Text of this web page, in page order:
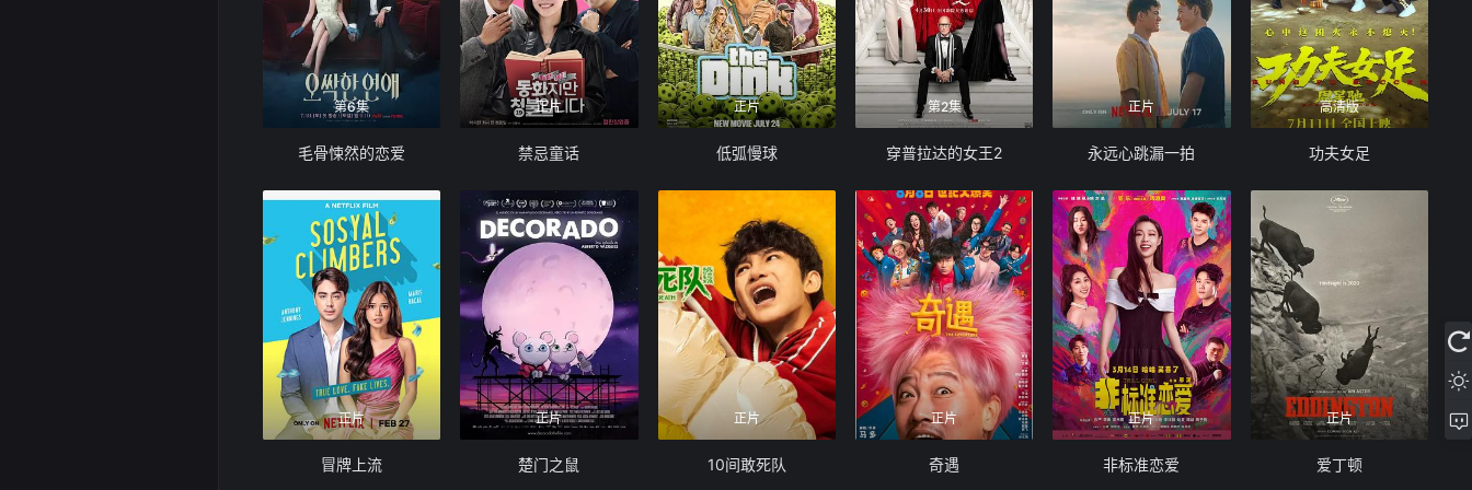
第6集
毛骨悚然的恋爱
正片
禁忌童话
正片
低弧慢球
第2集
穿普拉达的女王2
正片
永远心跳漏一拍
高清版
功夫女足
正片
冒牌上流
正片
楚门之鼠
正片
10间敢死队
正片
奇遇
正片
非标准恋爱
正片
爱丁顿